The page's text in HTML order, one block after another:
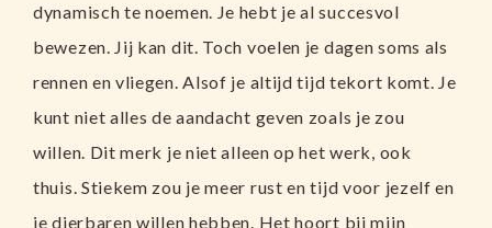
dynamisch te noemen. Je hebt je al succesvol
bewezen. Jij kan dit. Toch voelen je dagen soms als
rennen en vliegen. Alsof je altijd tijd tekort komt. Je
kunt niet alles de aandacht geven zoals je zou
willen. Dit merk je niet alleen op het werk, ook
thuis. Stiekem zou je meer rust en tijd voor jezelf en
je dierbaren willen hebben. Het hoort bij mijn